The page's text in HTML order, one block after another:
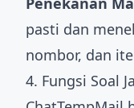
pasti dan
nombor, dan
4. Fungsi Soal